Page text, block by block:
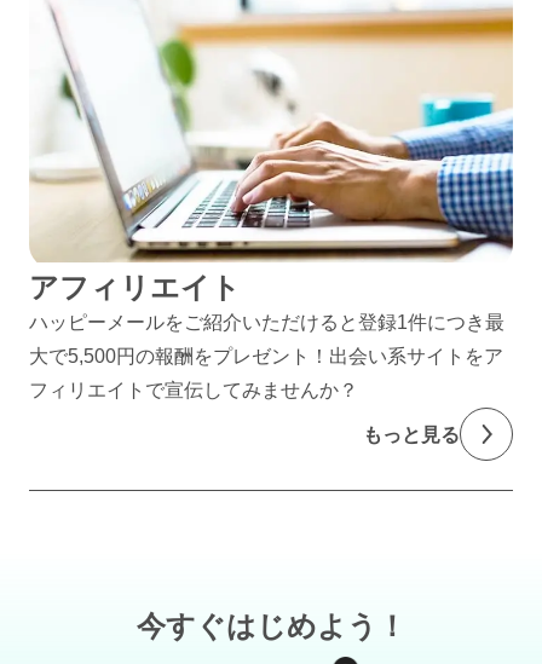
アフィリエイト
ハッピーメールをご紹介いただけると登録1件につき最
大で5,500円の報酬をプレゼント！出会い系サイトをア
フィリエイトで宣伝してみませんか？
もっと見る
今すぐはじめよう！